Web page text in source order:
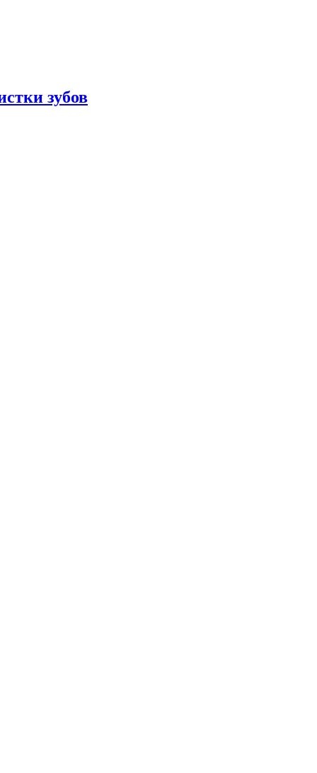
зубов